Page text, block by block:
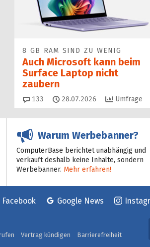
8 GB RAM SIND ZU WENIG
Auch Microsoft kann beim
Surface Laptop nicht
zaubern
133 Kommentare
28.07.2026 Umfrage
Warum Werbebanner?
ComputerBase berichtet unabhängig und
verkauft deshalb keine Inhalte, sondern
Werbebanner. Mehr erfahren!
Facebook Google News
Vertrag kündigen
Barrierefreiheit